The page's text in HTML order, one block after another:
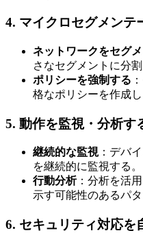
4. マイクロセグメンテ
ネットワークをセグ
さなセグメントに分
ポリシーを強制する
格なポリシーを作成し
5. 動作を監視・分析す
継続的な監視：デバ
を継続的に監視する。
行動分析：分析を活
示す可能性のあるパ
6. セキュリティ対応を